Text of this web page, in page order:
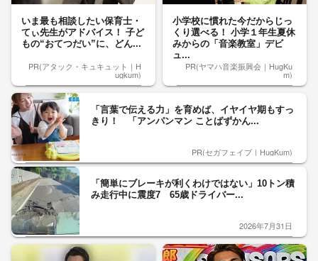
いま最も相談したい保育士・
てぃ先生がアドバイス！ 子ど
もの“おてつだい”に、どん...
PR(アタック・キュキュット｜H
ugkum)
小学校に慣れた今だからじっ
くり選べる！ 小学１年生夏休
みからの「音楽教室」デビ
ュ...
PR(ヤマハ音楽振興会｜HugKu
m)
「言葉で伝える力」を育めば、イヤイヤ期もすっ
きり！ 「アンパンマン ことばずかん...
PR(セガフェイブ｜HugKum)
「簡単にブレーキが利くわけではない」10トン積
み走行中に震度7 65歳ドライバー...
2026年7月31日